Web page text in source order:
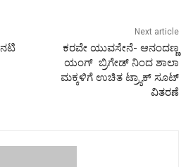
ನಟಿ
Next article
ಕರವೇ ಯುವಸೇನೆ- ಆನಂದಣ್ಣ
ಯಂಗ್ ಬ್ರಿಗೇಡ್ ನಿಂದ ಶಾಲಾ
ಮಕ್ಕಳಿಗೆ ಉಚಿತ ಟ್ರ್ಯಾಕ್ ಸೂಟ್
ವಿತರಣೆ